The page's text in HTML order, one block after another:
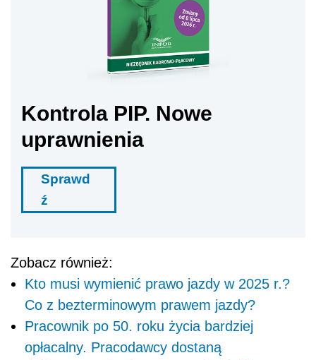
Kontrola PIP. Nowe
uprawnienia
Sprawd
ź
Zobacz również:
Kto musi wymienić prawo jazdy w 2025 r.?
Co z bezterminowym prawem jazdy?
Pracownik po 50. roku życia bardziej
opłacalny. Pracodawcy dostaną